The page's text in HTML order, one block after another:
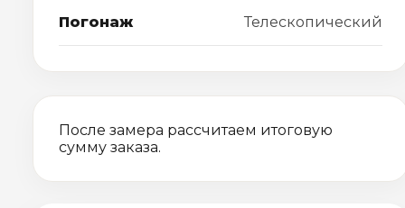
Погонаж Телескопический
После замера рассчитаем итоговую
сумму заказа.